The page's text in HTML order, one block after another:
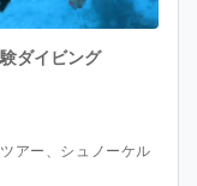
ダイビング
アー、シュノーケル